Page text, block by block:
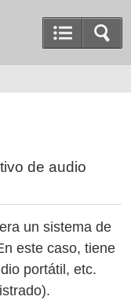
de audio
un sistema de
este caso, tiene
portátil, etc.